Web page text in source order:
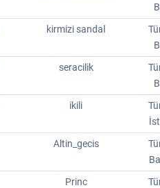
kirmizi sandal
seracilik
ikili
Altin_gecis
Princ